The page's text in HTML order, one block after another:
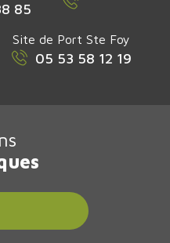
85
Site de Port Ste Foy
05 53 58 12 19